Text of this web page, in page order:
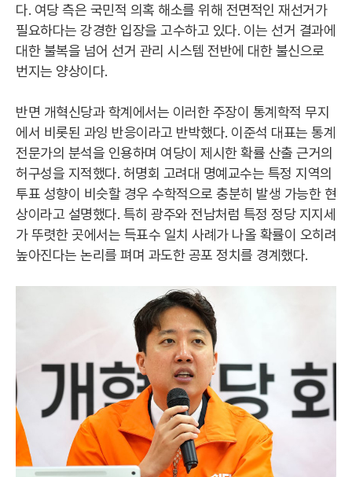
다. 여당 측은 국민적 의혹 해소를 위해 전면적인 재선거가
필요하다는 강경한 입장을 고수하고 있다. 이는 선거 결과에
대한 불복을 넘어 선거 관리 시스템 전반에 대한 불신으로
번지는 양상이다.
반면 개혁신당과 학계에서는 이러한 주장이 통계학적 무지
에서 비롯된 과잉 반응이라고 반박했다. 이준석 대표는 통계
전문가의 분석을 인용하며 여당이 제시한 확률 산출 근거의
허구성을 지적했다. 허명회 고려대 명예교수는 특정 지역의
투표 성향이 비슷할 경우 수학적으로 충분히 발생 가능한 현
상이라고 설명했다. 특히 광주와 전남처럼 특정 정당 지지세
가 뚜렷한 곳에서는 득표수 일치 사례가 나올 확률이 오히려
높아진다는 논리를 펴며 과도한 공포 정치를 경계했다.